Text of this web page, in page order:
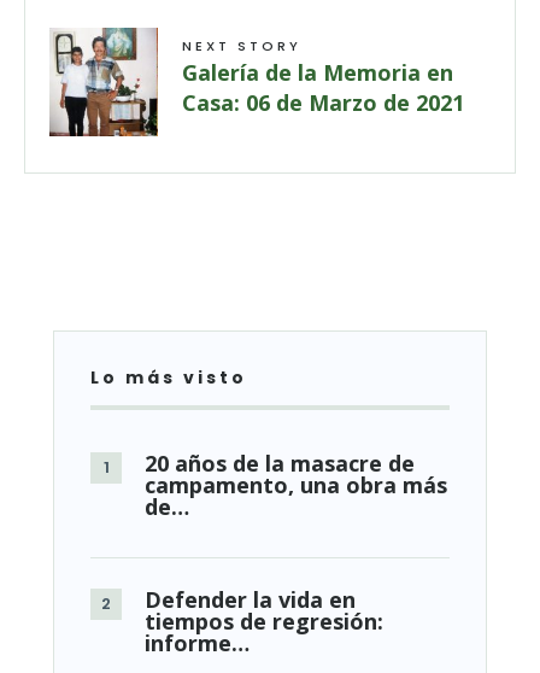
NEXT STORY
Galería de la Memoria en
Casa: 06 de Marzo de 2021
Lo más visto
20 años de la masacre de
campamento, una obra más
de…
Defender la vida en
tiempos de regresión:
informe…